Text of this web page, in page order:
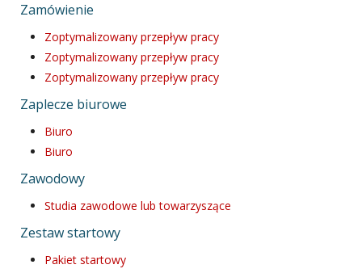
Zamówienie
Zoptymalizowany przepływ pracy
Zoptymalizowany przepływ pracy
Zoptymalizowany przepływ pracy
Zaplecze biurowe
Biuro
Biuro
Zawodowy
Studia zawodowe lub towarzyszące
Zestaw startowy
Pakiet startowy